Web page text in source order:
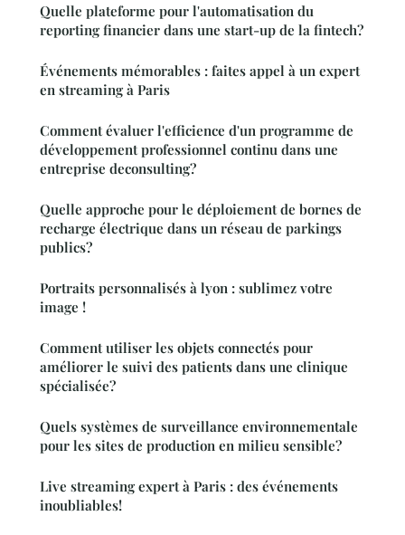
Quelle plateforme pour l'automatisation du
reporting financier dans une start-up de la fintech?
Événements mémorables : faites appel à un expert
en streaming à Paris
Comment évaluer l'efficience d'un programme de
développement professionnel continu dans une
entreprise deconsulting?
Quelle approche pour le déploiement de bornes de
recharge électrique dans un réseau de parkings
publics?
Portraits personnalisés à lyon : sublimez votre
image !
Comment utiliser les objets connectés pour
améliorer le suivi des patients dans une clinique
spécialisée?
Quels systèmes de surveillance environnementale
pour les sites de production en milieu sensible?
Live streaming expert à Paris : des événements
inoubliables!